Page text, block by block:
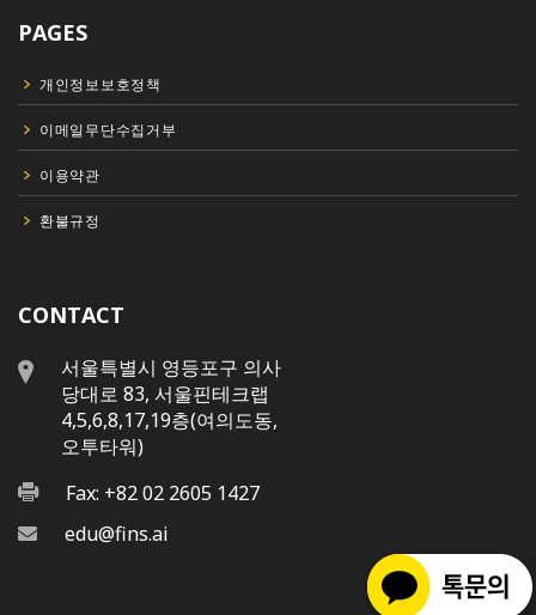
PAGES
개인정보보호정책
이메일무단수집거부
이용약관
환불규정
CONTACT
서울특별시 영등포구 의사
당대로 83, 서울핀테크랩
4,5,6,8,17,19층(여의도동,
오투타워)
Fax: +82 02 2605 1427
edu@fins.ai